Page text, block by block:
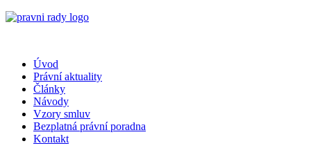
Úvod
Právní aktuality
Články
Návody
Vzory smluv
Bezplatná právní poradna
Kontakt